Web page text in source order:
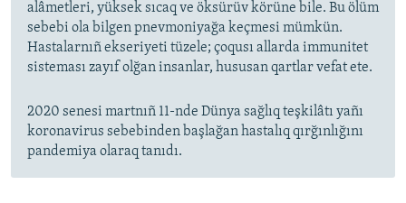
alâmetleri, yüksek sıcaq ve öksürüv körüne bile. Bu ölüm
sebebi ola bilgen pnevmoniyağa keçmesi mümkün.
Hastalarnıñ ekseriyeti tüzele; çoqusı allarda immunitet
sisteması zayıf olğan insanlar, hususan qartlar vefat ete.
2020 senesi martnıñ 11-nde Dünya sağlıq teşkilâtı yañı
koronavirus sebebinden başlağan hastalıq qırğınlığını
pandemiya olaraq tanıdı.